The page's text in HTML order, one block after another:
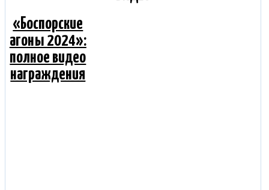
«Боспорские
агоны 2024»:
полное видео
награждения